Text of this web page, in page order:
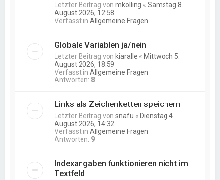
Letzter Beitrag vonmkolling «Samstag 8.
August 2026, 12:58
Verfasst inAllgemeine Fragen
Globale Variablen ja/nein
Letzter Beitrag von kiaralle « Mittwoch 5.
August 2026, 18:59
Verfasst inAllgemeine Fragen
Antworten: 8
Links als Zeichenketten speichern
Letzter Beitrag vonsnafu « Dienstag 4.
August 2026, 14:32
Verfasst inAllgemeine Fragen
Antworten: 9
Indexangaben funktionieren nicht im
Textfeld